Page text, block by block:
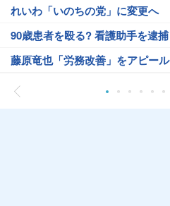
れいわ「いのちの党」に変更へ
90歳患者を殴る? 看護助手を逮捕
藤原竜也「労務改善」をアピール